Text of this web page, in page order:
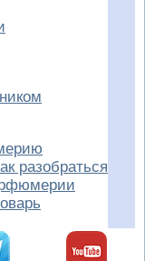
разобраться